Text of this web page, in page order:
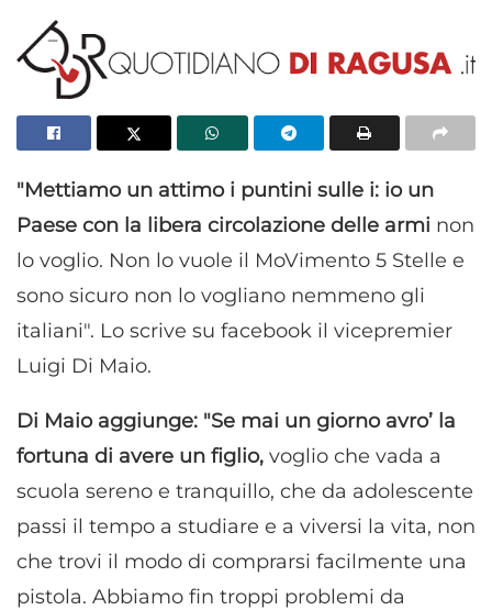
"Mettiamo un attimo i puntini sulle i: io un
Paese con la libera circolazione delle armi non
lo voglio. Non lo vuole il MoVimento 5 Stelle e
sono sicuro non lo vogliano nemmeno gli
italiani". Lo scrive su facebook il vicepremier
Luigi Di Maio.
Di Maio aggiunge: "Se mai un giorno avro’ la
fortuna di avere un figlio, voglio che vada a
scuola sereno e tranquillo, che da adolescente
passi il tempo a studiare e a viversi la vita, non
che trovi il modo di comprarsi facilmente una
pistola. Abbiamo fin troppi problemi da